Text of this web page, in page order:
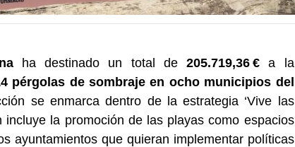
ha destinado un total de205.719,36 €a la
pérgolas de sombraje en ocho municipios del
se enmarca dentro de la estrategia ‘Vive las
incluye la promoción de las playas como espacios
ayuntamientos que quieran implementar políticas